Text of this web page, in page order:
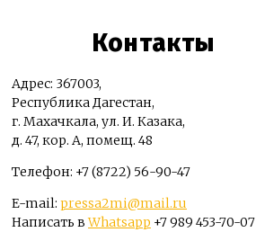
Контакты
Адрес: 367003,
Республика Дагестан,
г. Махачкала, ул. И. Казака,
д. 47, кор. А, помещ. 48
Телефон: +7 (8722) 56-90-47
E-mail: pressa2mi@mail.ru
Написать вWhatsapp +7 989 453-70-07